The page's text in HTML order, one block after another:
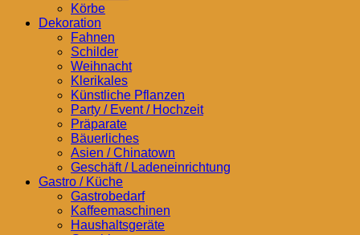
Körbe
Dekoration
Fahnen
Schilder
Weihnacht
Klerikales
Künstliche Pflanzen
Party / Event / Hochzeit
Präparate
Bäuerliches
Asien / Chinatown
Geschäft / Ladeneinrichtung
Gastro / Küche
Gastrobedarf
Kaffeemaschinen
Haushaltsgeräte